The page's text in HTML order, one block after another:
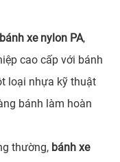
bánh xe nylon PA,
cao cấp với bánh
loại nhựa kỹ thuật
bánh làm hoàn
thường, bánh xe